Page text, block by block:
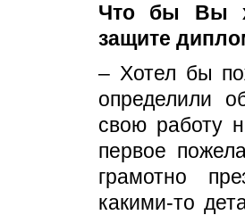
Что бы Вы
защите
– Хотел бы
определили
свою работу
первое
грамотно
какими-то